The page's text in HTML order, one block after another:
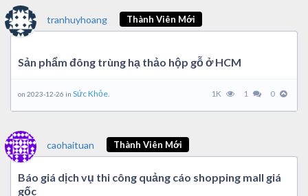
tranhuyhoang Thành Viên Mới
Sản phẩm đông trùng hạ thảo hộp gỗ ở HCM
on 2023-12-26 in Sức Khỏe. 1K 1 0
caohaituan Thành Viên Mới
Báo giá dịch vụ thi công quảng cáo shopping mall giá
gốc